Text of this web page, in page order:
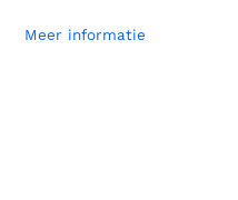
Meer informatie